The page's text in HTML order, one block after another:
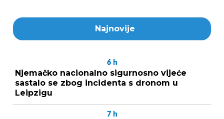
Najnovije
6 h
Njemačko nacionalno sigurnosno vijeće
sastalo se zbog incidenta s dronom u
Leipzigu
7 h